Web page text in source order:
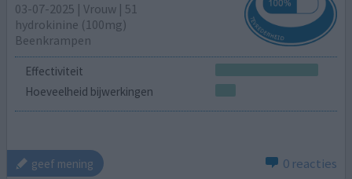
03-07-2025 | Vrouw | 51
hydrokinine (100mg)
Beenkrampen
Effectiviteit
Hoeveelheid bijwerkingen
geef mening 0 reacties